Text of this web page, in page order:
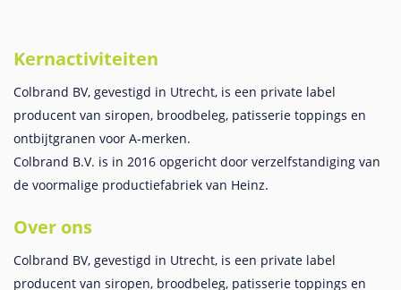
Kernactiviteiten
Colbrand BV, gevestigd in Utrecht, is een private label
producent van siropen, broodbeleg, patisserie toppings en
ontbijtgranen voor A-merken.
Colbrand B.V. is in 2016 opgericht door verzelfstandiging van
de voormalige productiefabriek van Heinz.
Over ons
Colbrand BV, gevestigd in Utrecht, is een private label
producent van siropen, broodbeleg, patisserie toppings en